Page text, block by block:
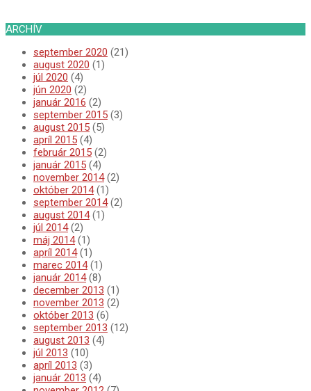
ARCHÍV
september 2020 (21)
august 2020 (1)
júl 2020 (4)
jún 2020 (2)
január 2016 (2)
september 2015 (3)
august 2015 (5)
apríl 2015 (4)
február 2015 (2)
január 2015 (4)
november 2014(2)
október 2014(1)
september 2014(2)
august 2014(1)
júl 2014(2)
máj 2014(1)
apríl 2014(1)
marec 2014(1)
január 2014(8)
december 2013 (1)
november 2013 (2)
október 2013 (6)
september 2013 (12)
august 2013 (4)
júl 2013 (10)
apríl 2013 (3)
január 2013 (4)